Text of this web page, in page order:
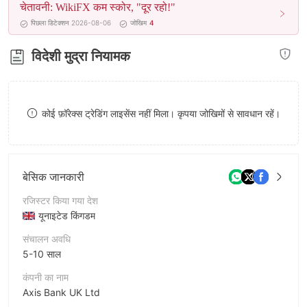
8
9
चेतावनी: WikiFX कम स्कोर, "दूर रहो!"
पिछला डिटेक्शन 2026-08-06 जोखिम 4
विदेशी मुद्रा नियामक
कोई फ़ॉरेक्स ट्रेडिंग लाइसेंस नहीं मिला। कृपया जोखिमों से सावधान रहें।
बेसिक जानकारी
रजिस्टर किया गया देश
यूनाइटेड किंगडम
संचालन अवधि
5-10 साल
कंपनी का नाम
Axis Bank UK Ltd